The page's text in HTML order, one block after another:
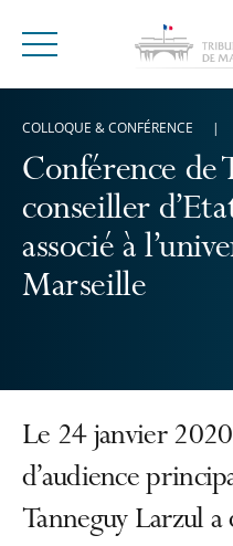
Menu
Conférence de
conseiller
associé à
Marseille
COLLOQUE & CONFÉRENCE
Le 24 janvier
d’audience
Tanneguy Larzul